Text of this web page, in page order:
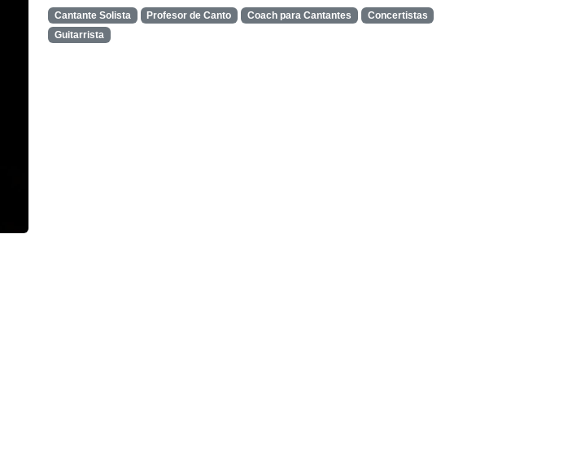
Cantante Solista Profesor de Canto Coach para Cantantes
Concertistas
Guitarrista